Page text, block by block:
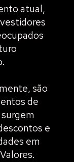
atual,
são
de
e
em